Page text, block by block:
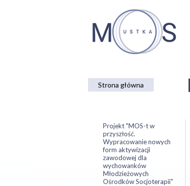
Strona główna
Projekt "MOS-t w
przyszłość.
Wypracowanie nowych
form aktywizacji
zawodowej dla
wychowanków
Młodzieżowych
Ośrodków Socjoterapii"